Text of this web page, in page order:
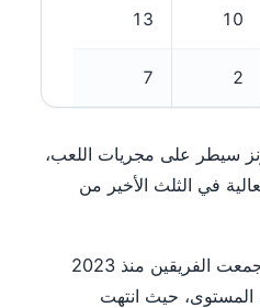
10
13
2
7
سيطر على مجريات اللعب،
في الثلث الأخير من
أربعة مواجهات مباشرة جمعت الفريقين منذ 2023
حيث انتهت